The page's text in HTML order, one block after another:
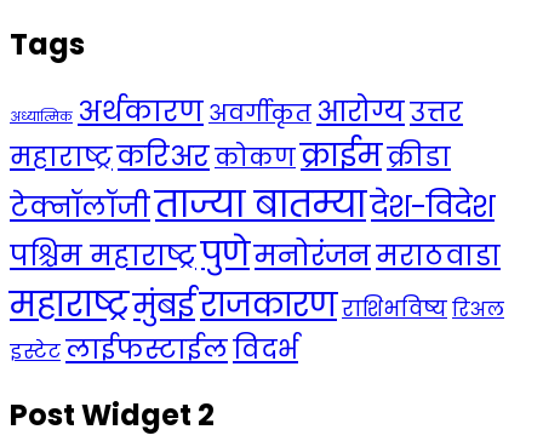
Tags
अध्यात्मिक अर्थकारणअवर्गीकृत आरोग्यउत्तर
महाराष्ट्रकरिअरकोकणक्राईमक्रीडा
टेक्नॉलॉजीताज्या बातम्यादेश-विदेश
पश्चिम महाराष्ट्रपुणेमनोरंजनमराठवाडा
महाराष्ट्रमुंबईराजकारणराशिभविष्यरिअल
इस्टेटलाईफस्टाईलविदर्भ
Post Widget 2